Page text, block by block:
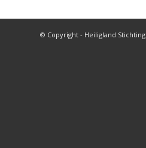
© Copyright - Heiligland Stichting